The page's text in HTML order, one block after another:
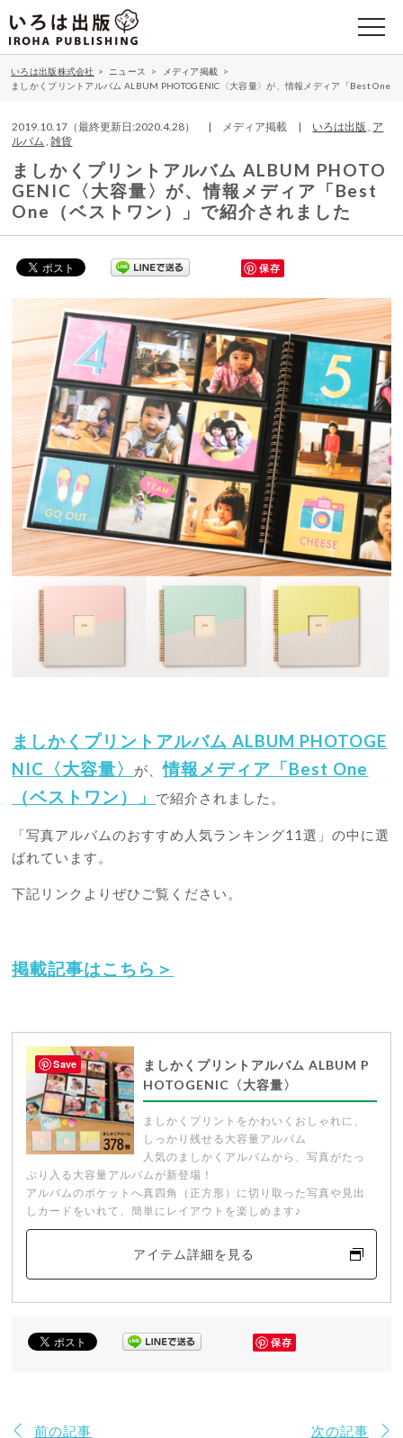
いろは出版株式会社 > ニュース > メディア掲載 >
ましかくプリントアルバム ALBUM PHOTOGENIC〈大容量〉が、情報メディア「Best One
2019.10.17（最終更新日:2020.4.28） | メディア掲載 | いろは出版 , ア
ルバム ,雑貨
ましかくプリントアルバム ALBUM PHOTO
GENIC〈大容量〉が、情報メディア「Best
One（ベストワン）」で紹介されました
保存
ましかくプリントアルバム ALBUM PHOTOGE
NIC〈大容量〉
が、情報メディア「Best One
（ベストワン）」
で紹介されました。
「写真アルバムのおすすめ人気ランキング11選」の中に選
ばれています。
下記リンクよりぜひご覧ください。
掲載記事はこちら＞
ましかくプリントアルバム ALBUM P
HOTOGENIC〈大容量〉
ましかくプリントをかわいくおしゃれに、
しっかり残せる大容量アルバム
人気のましかくアルバムから、写真がたっ
ぷり入る大容量アルバムが新登場！
アルバムのポケットへ真四角（正方形）に切り取った写真や見出
しカードをいれて、簡単にレイアウトを楽しめます♪
アイテム詳細を見る
保存
前の記事 次の記事
Save